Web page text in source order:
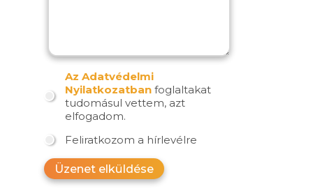
Az Adatvédelmi
Nyilatkozatban foglaltakat
tudomásul vettem, azt
elfogadom.
Feliratkozom a hírlevélre
Üzenet elküldése